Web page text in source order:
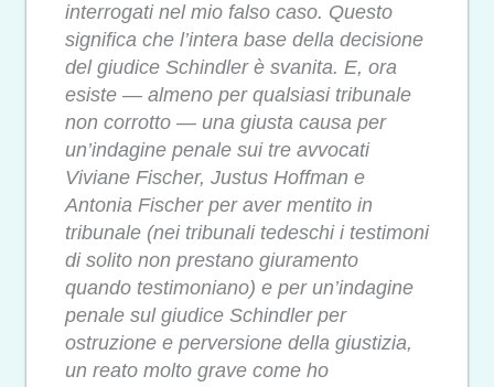
interrogati nel mio falso caso. Questo
significa che l’intera base della decisione
del giudice Schindler è svanita. E, ora
esiste — almeno per qualsiasi tribunale
non corrotto — una giusta causa per
un’indagine penale sui tre avvocati
Viviane Fischer, Justus Hoffman e
Antonia Fischer per aver mentito in
tribunale (nei tribunali tedeschi i testimoni
di solito non prestano giuramento
quando testimoniano) e per un’indagine
penale sul giudice Schindler per
ostruzione e perversione della giustizia,
un reato molto grave come ho